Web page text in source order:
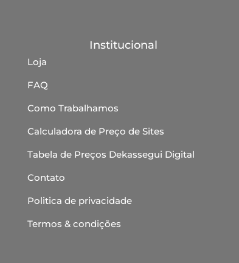
Institucional
Loja
FAQ
Como Trabalhamos
Calculadora de Preço de Sites
Tabela de Preços Dekassegui Digital
Contato
Politica de privacidade
Termos & condições